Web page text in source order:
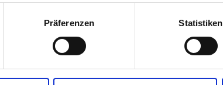
Präferenzen Statistiken
Komfort im Zelt